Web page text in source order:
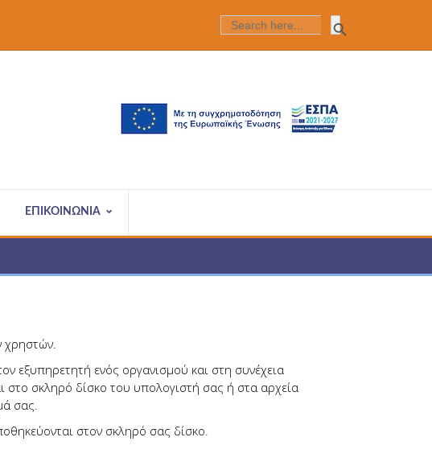
SEARCH
FOR:
ΕΠΙΚΟΙΝΩΝΙΑ
χρηστών.
εξυπηρετητή ενός οργανισμού και στη συνέχεια
σκληρό δίσκο του υπολογιστή σας ή στα αρχεία
σας.
στον σκληρό σας δίσκο.